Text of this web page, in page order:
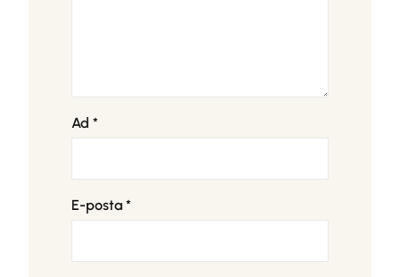
Ad *
E-posta *